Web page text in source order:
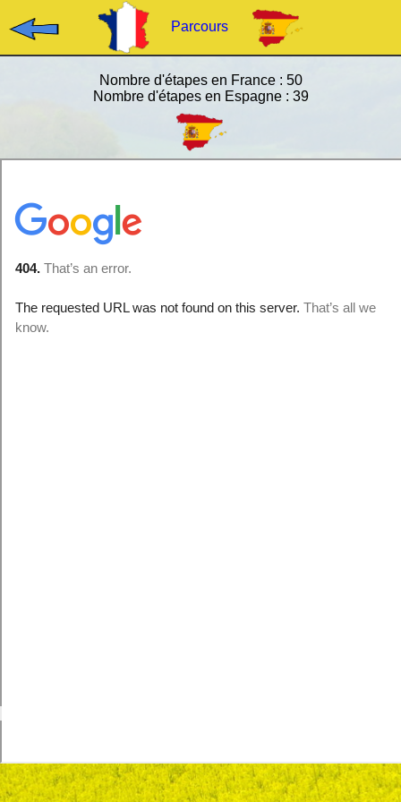
Parcours
Nombre d'étapes en France : 50
Nombre d'étapes en Espagne : 39